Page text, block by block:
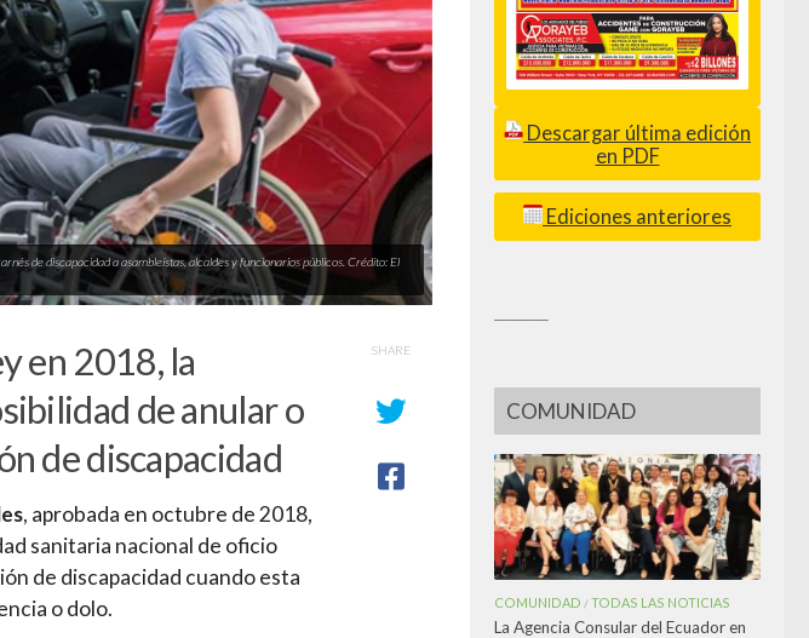
de discapacidad a asambleístas, alcaldes y funcionarios públicos. Crédito: El
en 2018, la
de anular o
de discapacidad
, aprobada en octubre de 2018,
sanitaria nacional de oficio
de discapacidad cuando esta
o dolo.
SHARE
Descargar última edición
en PDF
Ediciones anteriores
COMUNIDAD
COMUNIDAD /TODAS LAS NOTICIAS
La Agencia Consular del Ecuador en